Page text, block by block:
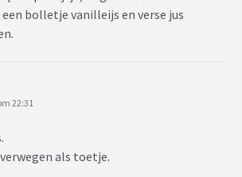
bolletje vanilleijs en verse jus
22:31
als toetje.